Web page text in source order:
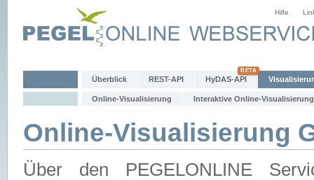
Hilfe
Überblick REST-API HyDAS-API
Online-Visualisierung Interaktive Online-Visualisierung
Online-Visualisierung
Über den PEGELONLINE